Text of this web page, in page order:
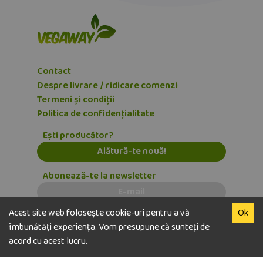
Acest site web folosește cookie-uri pentru a vă
îmbunătăți experiența. Vom presupune că sunteți de
acord cu acest lucru.
Ok
Contact
Despre livrare / ridicare comenzi
Termeni și condiții
Politica de confidențialitate
Ești producător?
Alătură-te nouă!
Abonează-te la newsletter
Dezabonează-te